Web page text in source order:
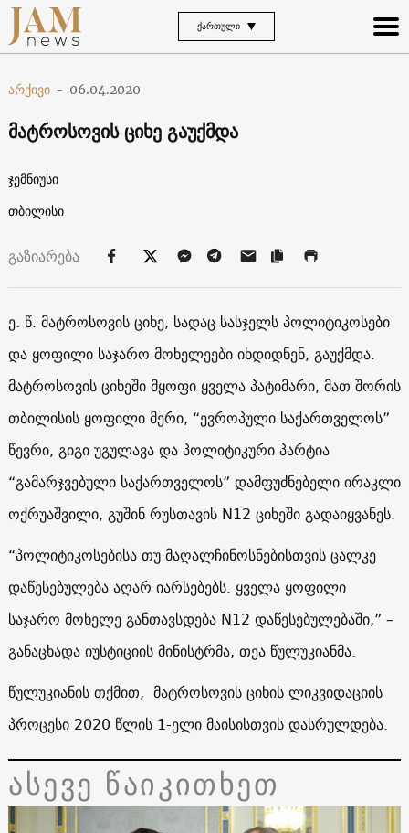
ᲥᲐᲠᲗᲣᲚᲘ
არქივი - 06.04.2020
მატროსოვის ციხე გაუქმდა
ჯემნიუსი
თბილისი
გაზიარება
ე. წ. მატროსოვის ციხე, სადაც სასჯელს პოლიტიკოსები
და ყოფილი საჯარო მოხელეები იხდიდნენ, გაუქმდა.
მატროსოვის ციხეში მყოფი ყველა პატიმარი, მათ შორის
თბილისის ყოფილი მერი, “ევროპული საქართველოს”
წევრი, გიგი უგულავა და პოლიტიკური პარტია
“გამარჯვებული საქართველოს” დამფუძნებელი ირაკლი
ოქრუაშვილი, გუშინ რუსთავის N12 ციხეში გადაიყვანეს.
“პოლიტიკოსებისა თუ მაღალჩინოსნებისთვის ცალკე
დაწესებულება აღარ იარსებებს. ყველა ყოფილი
საჯარო მოხელე განთავსდება N12 დაწესებულებაში,” –
განაცხადა იუსტიციის მინისტრმა, თეა წულუკიანმა.
წულუკიანის თქმით, მატროსოვის ციხის ლიკვიდაციის
პროცესი 2020 წლის 1-ელი მაისისთვის დასრულდება.
ასევე წაიკითხეთ